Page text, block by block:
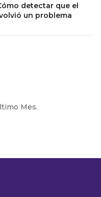
detectar que el
un problema
Mes.